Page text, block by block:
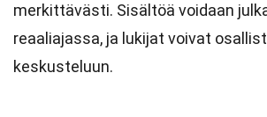
merkittävästi. Sisältöä voidaan
reaaliajassa, ja lukijat voivat
keskusteluun.